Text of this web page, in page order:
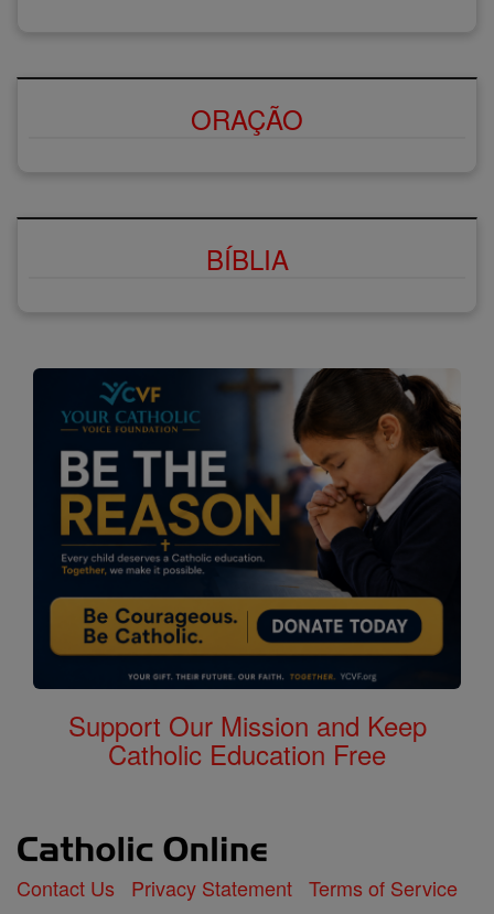
ORAÇÃO
BÍBLIA
Support Our Mission and Keep
Catholic Education Free
Contact Us Privacy Statement Terms of Service